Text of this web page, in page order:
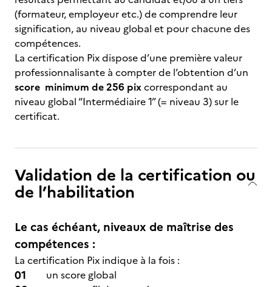
(formateur, employeur etc.) de comprendre leur
signification, au niveau global et pour chacune des
compétences.
La certification Pix dispose d’une première valeur
professionnalisante à compter de l’obtention d’un
score minimum de 256 pixcorrespondant au
niveau global “Intermédiaire 1” (= niveau 3) sur le
certificat.
Validation de la certification ou
de l’habilitation
Le cas échéant, niveaux de maîtrise des
compétences :
La certification Pix indique à la fois :
un score global